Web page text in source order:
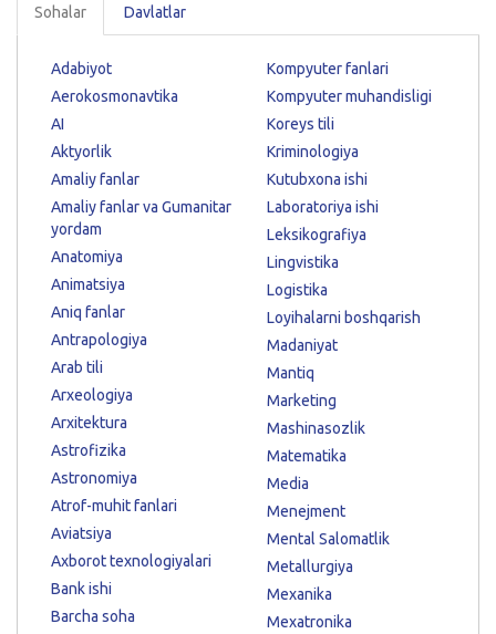
Sohalar Davlatlar
Adabiyot
Aerokosmonavtika
AI
Aktyorlik
Amaliy fanlar
Amaliy fanlar va Gumanitar
yordam
Anatomiya
Animatsiya
Aniq fanlar
Antrapologiya
Arab tili
Arxeologiya
Arxitektura
Astrofizika
Astronomiya
Atrof-muhit fanlari
Aviatsiya
Axborot texnologiyalari
Bank ishi
Barcha soha
Kompyuter fanlari
Kompyuter muhandisligi
Koreys tili
Kriminologiya
Kutubxona ishi
Laboratoriya ishi
Leksikografiya
Lingvistika
Logistika
Loyihalarni boshqarish
Madaniyat
Mantiq
Marketing
Mashinasozlik
Matematika
Media
Menejment
Mental Salomatlik
Metallurgiya
Mexanika
Mexatronika